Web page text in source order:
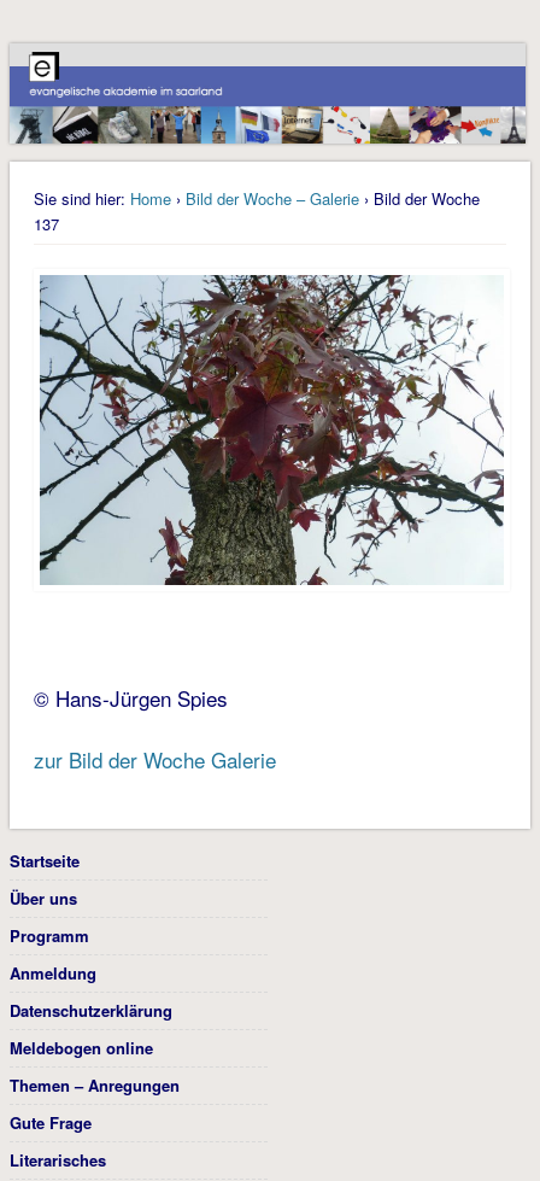
Sie sind hier: Home› Bild der Woche – Galerie› Bild der Woche
137
© Hans-Jürgen Spies
zur Bild der Woche Galerie
Startseite
Über uns
Programm
Anmeldung
Datenschutzerklärung
Meldebogen online
Themen – Anregungen
Gute Frage
Literarisches